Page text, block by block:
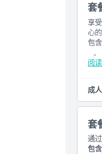
套
享
心
阅
包
成
套
通
包